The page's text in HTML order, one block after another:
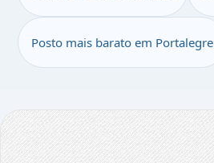
Posto mais barato em Portalegre